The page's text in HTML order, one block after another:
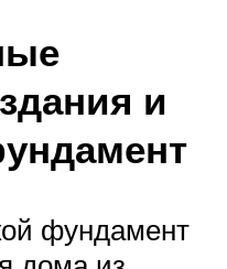
и
фундамент